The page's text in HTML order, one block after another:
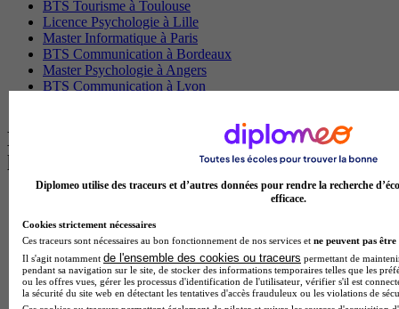
BTS Tourisme à Toulouse
Licence Psychologie à Lille
Master Informatique à Paris
BTS Communication à Bordeaux
Master Psychologie à Angers
BTS Communication à Lyon
Les intitulés de diplôme par alternance
les plus recherchés
BTS Mco en alternance
BTS Pi en alternance
BTS Sp3s en alternance
Master CCA en alternance
BTS Ndrc en alternance
Diplomeo utilise des traceurs et d’autres données pour rendre la recherche
efficace.
Cookies strictement nécessaires
Ces traceurs sont nécessaires au bon fonctionnement de nos services et ne peuvent pas être
Il s'agit notamment de l'ensemble des cookies ou traceurs permettant de
pendant sa navigation sur le site, de stocker des informations temporaires telles que les
ou les offres vues, gérer les processus d'identification de l'utilisateur, vérifier s'il est
la sécurité du site web en détectant les tentatives d'accès frauduleux ou les violations de